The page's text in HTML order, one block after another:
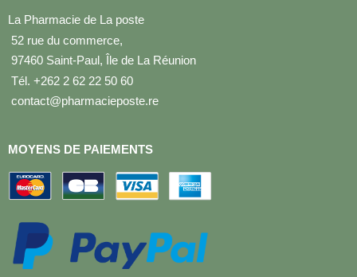
La Pharmacie de La poste
52 rue du commerce,
97460 Saint-Paul, Île de La Réunion
Tél. +262 2 62 22 50 60
contact@pharmacieposte.re
MOYENS DE PAIEMENTS